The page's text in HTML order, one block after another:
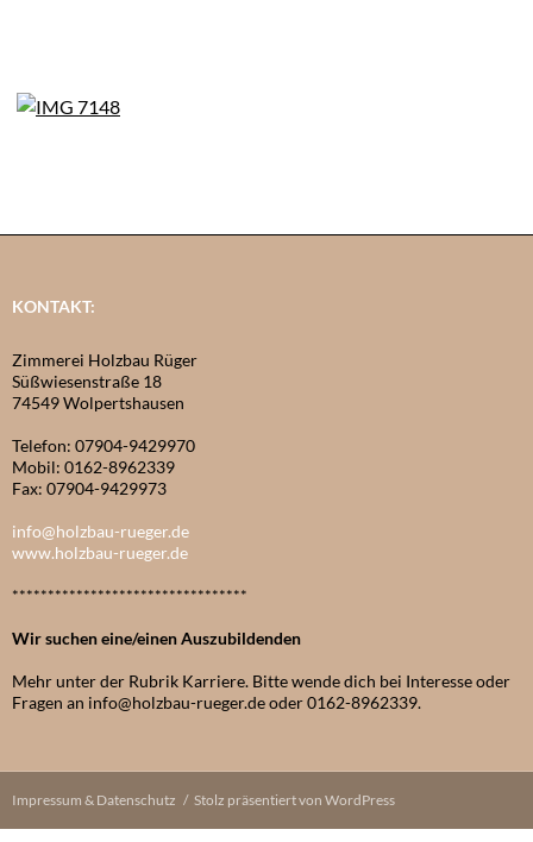
KONTAKT:
Zimmerei Holzbau Rüger
Süßwiesenstraße 18
74549 Wolpertshausen
Telefon: 07904-9429970
Mobil: 0162-8962339
Fax: 07904-9429973
info@holzbau-rueger.de
www.holzbau-rueger.de
*********************************
Wir suchen eine/einen Auszubildenden
Mehr unter der Rubrik Karriere. Bitte wende dich bei Interesse oder
Fragen an info@holzbau-rueger.de oder 0162-8962339.
Impressum & Datenschutz Stolz präsentiert von WordPress